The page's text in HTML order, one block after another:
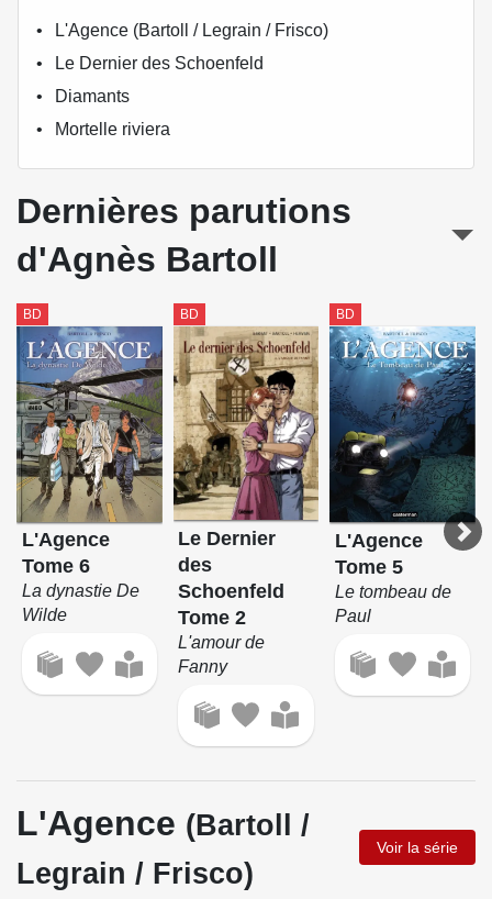
L'Agence (Bartoll / Legrain / Frisco)
Le Dernier des Schoenfeld
Diamants
Mortelle riviera
Dernières parutions
d'Agnès Bartoll
BD
L'Agence
Tome 6
La dynastie De
Wilde
BD
Le Dernier
des
Schoenfeld
Tome 2
L'amour de
Fanny
BD
L'Agence
Tome 5
Le tombeau de
Paul
L'Agence (Bartoll /
Legrain / Frisco)
Voir la série